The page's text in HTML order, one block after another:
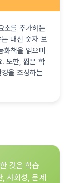
소를 추가하는
대신 숫자 보
화책을 읽으며
또한, 짧은 학
을 조성하는
것은 학습
사회성, 문제